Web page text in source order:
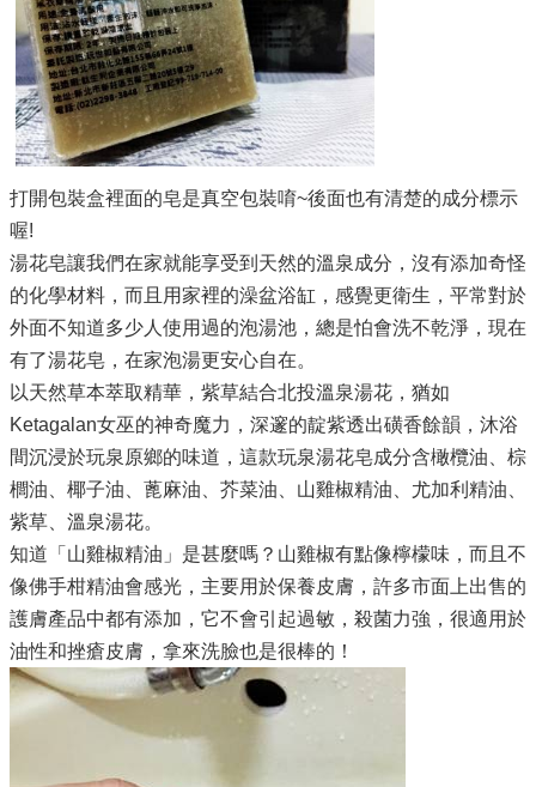
打開包裝盒裡面的皂是真空包裝唷~後面也有清楚的成分標示
喔!
湯花皂讓我們在家就能享受到天然的溫泉成分，沒有添加奇怪
的化學材料，而且用家裡的澡盆浴缸，感覺更衛生，平常對於
外面不知道多少人使用過的泡湯池，總是怕會洗不乾淨，現在
有了湯花皂，在家泡湯更安心自在。
以天然草本萃取精華，紫草結合北投溫泉湯花，猶如
Ketagalan女巫的神奇魔力，深邃的靛紫透出磺香餘韻，沐浴
間沉浸於玩泉原鄉的味道，這款玩泉湯花皂成分含橄欖油、棕
櫚油、椰子油、蓖麻油、芥菜油、山雞椒精油、尤加利精油、
紫草、溫泉湯花。
知道「山雞椒精油」是甚麼嗎？山雞椒有點像檸檬味，而且不
像佛手柑精油會感光，主要用於保養皮膚，許多市面上出售的
護膚產品中都有添加，它不會引起過敏，殺菌力強，很適用於
油性和挫瘡皮膚，拿來洗臉也是很棒的！